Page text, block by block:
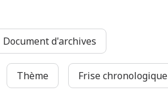
Document d'archives
Thème Frise chronologique